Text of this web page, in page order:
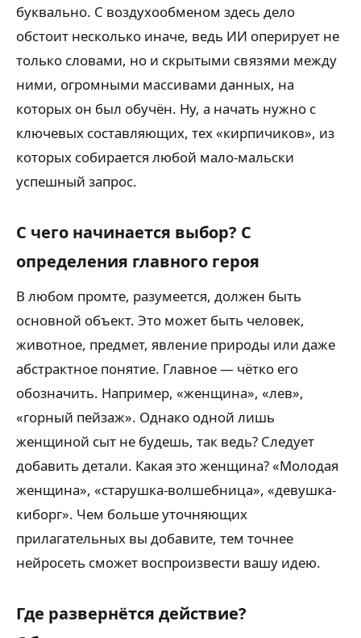
буквально. С воздухообменом здесь дело
обстоит несколько иначе, ведь ИИ оперирует не
только словами, но и скрытыми связями между
ними, огромными массивами данных, на
которых он был обучён. Ну, а начать нужно с
ключевых составляющих, тех «кирпичиков», из
которых собирается любой мало-мальски
успешный запрос.
С чего начинается выбор? С
определения главного героя
В любом промте, разумеется, должен быть
основной объект. Это может быть человек,
животное, предмет, явление природы или даже
абстрактное понятие. Главное — чётко его
обозначить. Например, «женщина», «лев»,
«горный пейзаж». Однако одной лишь
женщиной сыт не будешь, так ведь? Следует
добавить детали. Какая это женщина? «Молодая
женщина», «старушка-волшебница», «девушка-
киборг». Чем больше уточняющих
прилагательных вы добавите, тем точнее
нейросеть сможет воспроизвести вашу идею.
Где развернётся действие?